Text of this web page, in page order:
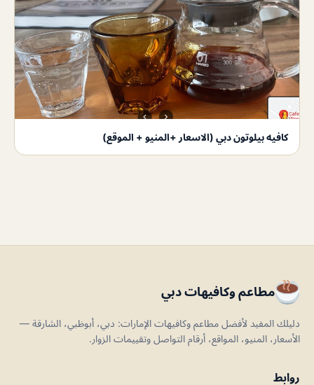
كافيه بيلوتون دبي (الاسعار +المنيو + الموقع)
مطاعم وكافيهات دبي
دليلك المفيد لأفضل مطاعم وكافيهات الإمارات: دبي، أبوظبي، الشارقة —
الأسعار، المنيو، المواقع، أرقام التواصل وتقييمات الزوار.
روابط